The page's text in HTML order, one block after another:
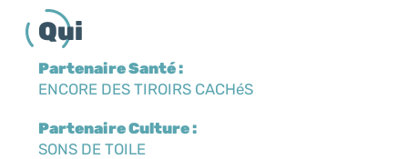
Qui
Partenaire Santé :
ENCORE DES TIROIRS CACHéS
Partenaire Culture :
SONS DE TOILE